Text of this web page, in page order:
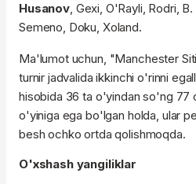
Husanov, Gexi, O'Rayli, Rodri,
Semeno, Doku, Xoland.
Ma'lumot uchun, "Manchester
turnir jadvalida ikkinchi o'rinni
hisobida 36 ta o'yindan so'ng 77
o'yiniga ega bo'lgan holda, ular
besh ochko ortda qolishmoqda.
O'xshash yangiliklar